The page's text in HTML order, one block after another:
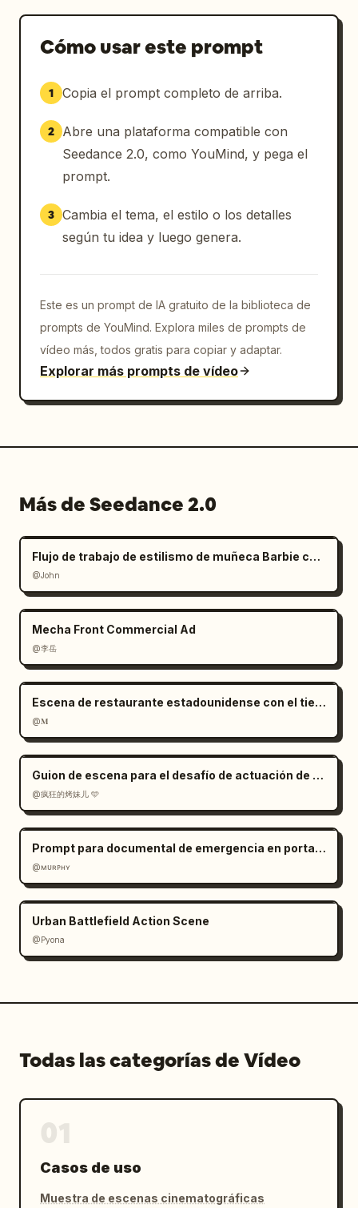
Cómo usar este prompt
1 Copia el prompt completo de arriba.
2
Abre una plataforma compatible con
Seedance 2.0, como YouMind, y pega el
prompt.
3 Cambia el tema, el estilo o los detalles
según tu idea y luego genera.
Este es un prompt de IA gratuito de la biblioteca de
prompts de YouMind. Explora miles de prompts de
vídeo más, todos gratis para copiar y adaptar.
Explorar más prompts de vídeo
Más de Seedance 2.0
Flujo de trabajo de estilismo de muñeca Barbie con manos gigantes
@John
Mecha Front Commercial Ad
@李岳
Escena de restaurante estadounidense con el tiempo congelado
@𝐌
Guion de escena para el desafío de actuación de cachorros con IA
@疯狂的烤妹儿 🩵
Prompt para documental de emergencia en portaaviones
@ᴍᴜʀᴘʜʏ
Urban Battlefield Action Scene
@Pyona
Todas las categorías de Vídeo
Casos de uso
Muestra de escenas cinematográficas